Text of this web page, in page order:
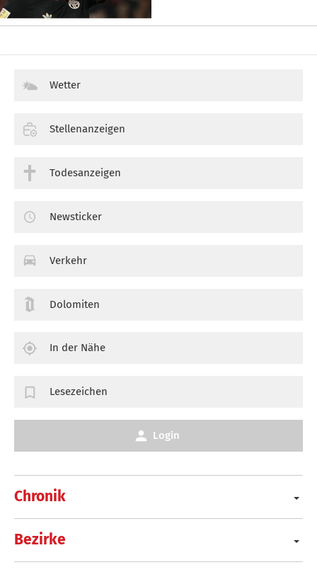
Chronik
Bezirke
Wetter
Stellenanzeigen
Todesanzeigen
Newsticker
Verkehr
Dolomiten
In der Nähe
Lesezeichen
Login